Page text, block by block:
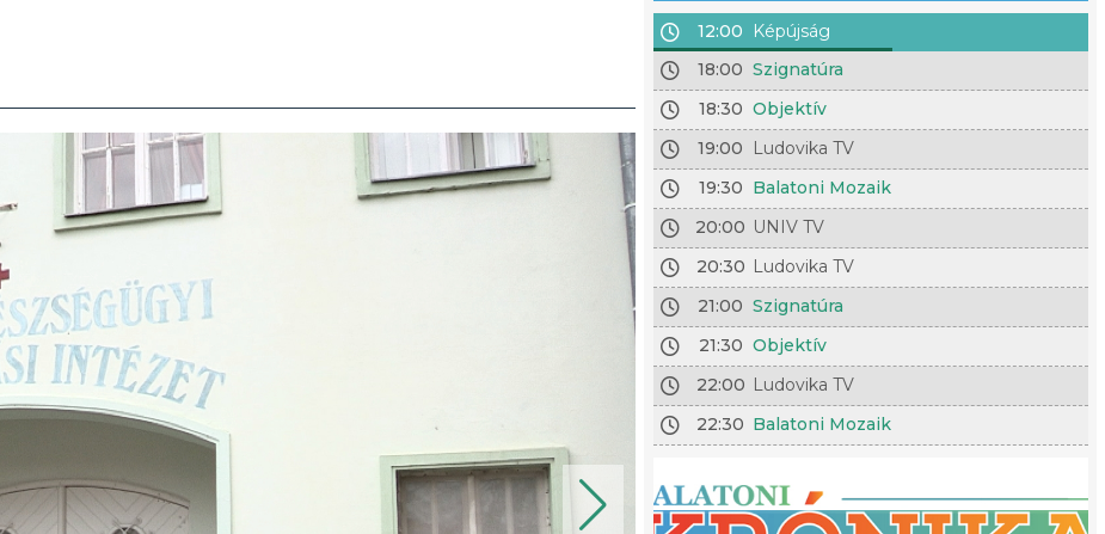
12:00
Képújság
18:00 Szignatúra
18:30 Objektív
19:00
Ludovika TV
19:30 Balatoni Mozaik
20:00 UNIV TV
20:30 Ludovika TV
21:00 Szignatúra
21:30 Objektív
22:00 Ludovika TV
22:30 Balatoni Mozaik